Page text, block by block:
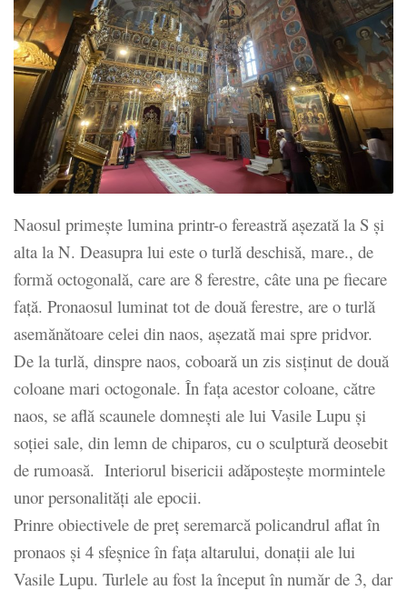
Naosul primește lumina printr-o fereastră așezată la S și
alta la N. Deasupra lui este o turlă deschisă, mare., de
formă octogonală, care are 8 ferestre, câte una pe fiecare
față. Pronaosul luminat tot de două ferestre, are o turlă
asemănătoare celei din naos, așezată mai spre pridvor.
De la turlă, dinspre naos, coboară un zis sisținut de două
coloane mari octogonale. În fața acestor coloane, către
naos, se află scaunele domnești ale lui Vasile Lupu și
soției sale, din lemn de chiparos, cu o sculptură deosebit
de rumoasă. Interiorul bisericii adăpostește mormintele
unor personalități ale epocii.
Prinre obiectivele de preț seremarcă policandrul aflat în
pronaos și 4 sfeșnice în fața altarului, donații ale lui
Vasile Lupu. Turlele au fost la început în număr de 3, dar